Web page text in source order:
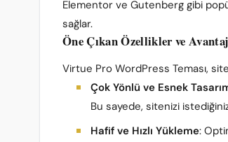
Elementor ve Gutenberg gibi
sağlar.
Öne Çıkan Özellikler ve
Virtue Pro WordPress Teması,
Çok Yönlü ve Esnek
Bu sayede, sitenizi
Hafif ve Hızlı Yükleme: